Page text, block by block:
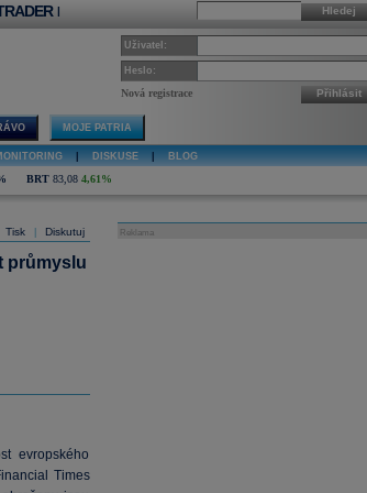
Hledej
|
Uživatel:
Heslo:
Nová registrace Přihlásit
MOJE PATRIA
DISKUSE BLOG
BRT 83,08 4,61%
Tisk Diskutuj
průmyslu
evropského
Times
Reklama